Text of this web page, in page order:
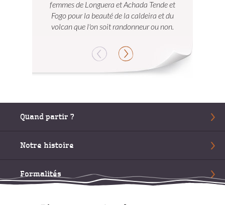
femmes de Longuera et Achada Tende et
Fogo pour la beauté de la caldeira et du
volcan que l'on soit randonneur ou non.
Quand partir ?
Notre histoire
Formalités